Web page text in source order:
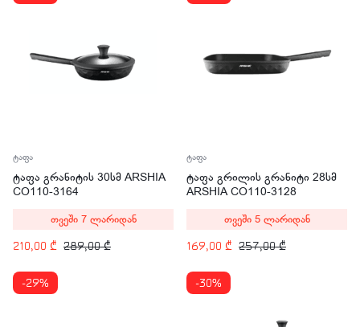
ტაფა
ტაფა გრანიტის 30სმ ARSHIA
CO110-3164
289,00₾
210,00 ₾
თვეში 7 ლარიდან
ტაფა
ტაფა გრილის გრანიტი 28სმ
ARSHIA CO110-3128
257,00₾
169,00 ₾
თვეში 5 ლარიდან
-29% -30%